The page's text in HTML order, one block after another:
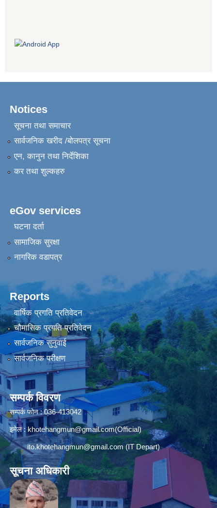
Notices
सूचना तथा समाचार
सार्वजनिक खरीद /बोलपत्र सूचना
एन, कानुन तथा निर्देशिका
कर तथा शुल्कहरु
eGov services
घटना दर्ता
सामाजिक सुरक्षा
नागरिक वडापत्र
Reports
वार्षिक प्रगति प्रतिवेदन
चौमासिक प्रगति प्रतिवेदन
सार्वजनिक सुनुवाई
सार्वजनिक परीक्षण
सम्पर्क विवरण
सम्पर्क फोन : 036-413042
इमेल :khotehangmun@gmail.com(Official)
ito.khotehangmun@gmail.com(IT Depart)
सूचना अधिकारी